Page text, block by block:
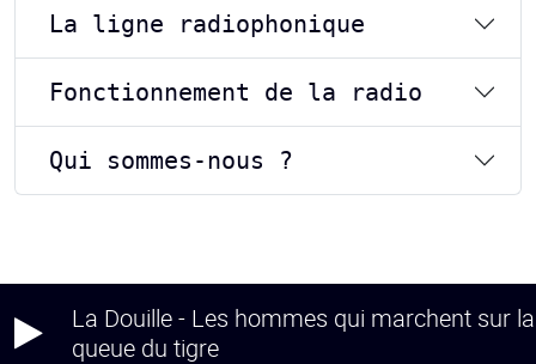
La ligne radiophonique
Fonctionnement de la radio
Qui sommes-nous ?
La Douille - Les hommes qui marchent sur la
queue du tigre